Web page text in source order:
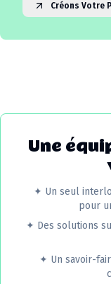
Créons Votre
Une
✦ Un seul
pour
✦ Des solutions
✦ Un savoir-